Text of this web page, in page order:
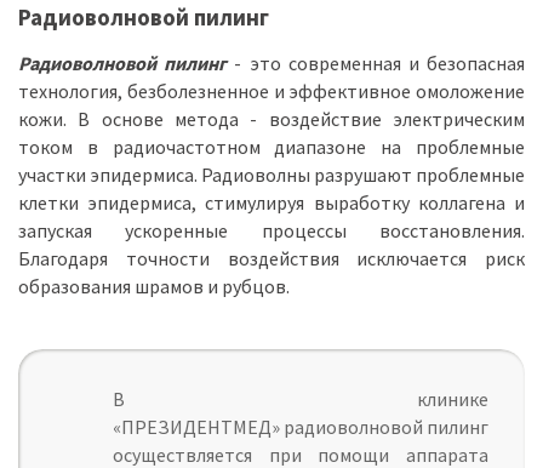
Радиоволновой пилинг
Радиоволновой пилинг- это современная и безопасная
технология, безболезненное и эффективное омоложение
кожи. В основе метода - воздействие электрическим
током в радиочастотном диапазоне на проблемные
участки эпидермиса. Радиоволны разрушают проблемные
клетки эпидермиса, стимулируя выработку коллагена и
запуская ускоренные процессы восстановления.
Благодаря точности воздействия исключается риск
образования шрамов и рубцов.
В клинике
«ПРЕЗИДЕНТМЕД» радиоволновой пилинг
осуществляется при помощи аппарата